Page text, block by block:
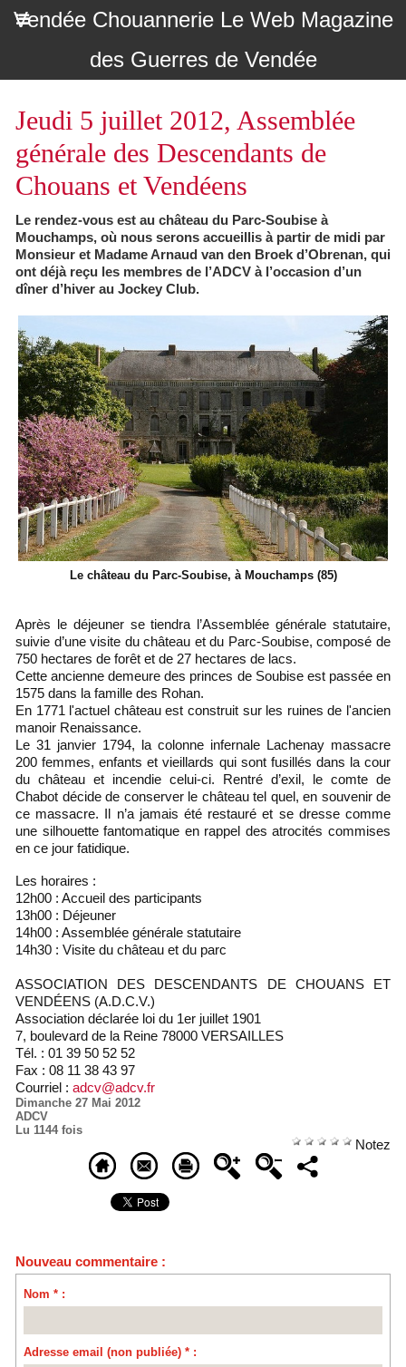
Vendée Chouannerie Le Web Magazine
des Guerres de Vendée
Jeudi 5 juillet 2012, Assemblée
générale des Descendants de
Chouans et Vendéens
Le rendez-vous est au château du Parc-Soubise à
Mouchamps, où nous serons accueillis à partir de midi par
Monsieur et Madame Arnaud van den Broek d’Obrenan, qui
ont déjà reçu les membres de l’ADCV à l’occasion d’un
dîner d’hiver au Jockey Club.
Le château du Parc-Soubise, à Mouchamps (85)
Après le déjeuner se tiendra l’Assemblée générale statutaire,
suivie d’une visite du château et du Parc-Soubise, composé de
750 hectares de forêt et de 27 hectares de lacs.
Cette ancienne demeure des princes de Soubise est passée en
1575 dans la famille des Rohan.
En 1771 l'actuel château est construit sur les ruines de l'ancien
manoir Renaissance.
Le 31 janvier 1794, la colonne infernale Lachenay massacre
200 femmes, enfants et vieillards qui sont fusillés dans la cour
du château et incendie celui-ci. Rentré d’exil, le comte de
Chabot décide de conserver le château tel quel, en souvenir de
ce massacre. Il n’a jamais été restauré et se dresse comme
une silhouette fantomatique en rappel des atrocités commises
en ce jour fatidique.
Les horaires :
12h00 : Accueil des participants
13h00 : Déjeuner
14h00 : Assemblée générale statutaire
14h30 : Visite du château et du parc
ASSOCIATION DES DESCENDANTS DE CHOUANS ET
VENDÉENS (A.D.C.V.)
Association déclarée loi du 1er juillet 1901
7, boulevard de la Reine 78000 VERSAILLES
Tél. : 01 39 50 52 52
Fax : 08 11 38 43 97
Courriel : adcv@adcv.fr
Dimanche 27 Mai 2012
ADCV
Lu 1144 fois
Notez
Nouveau commentaire :
Nom * :
Adresse email (non publiée) * :